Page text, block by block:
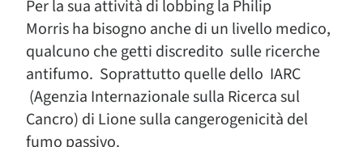
Per la sua attività di lobbing la Philip
Morris ha bisogno anche di un livello medico,
qualcuno che getti discredito sulle ricerche
antifumo. Soprattutto quelle dello IARC
(Agenzia Internazionale sulla Ricerca sul
Cancro) di Lione sulla cangerogenicità del
fumo passivo.